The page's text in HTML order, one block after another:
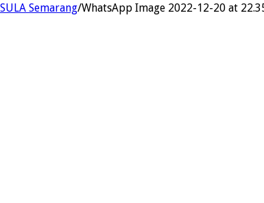
Semarang/WhatsApp Image 2022-12-20 at